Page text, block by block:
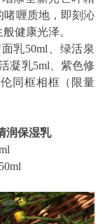
啫喱质地，即刻沁
健康光泽。
乳50ml、绿活泉
凝乳5ml、紫色修
同框相框（限量
润保湿乳